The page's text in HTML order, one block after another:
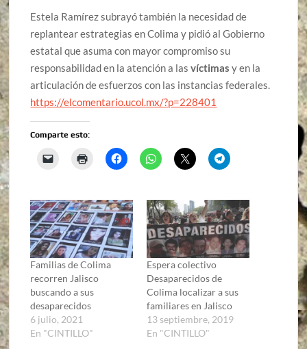
Estela Ramírez subrayó también la necesidad de
replantear estrategias en Colima y pidió al Gobierno
estatal que asuma con mayor compromiso su
responsabilidad en la atención a lasvíctimas y en la
articulación de esfuerzos con las instancias federales.
https://elcomentario.ucol.mx/?p=228401
Comparte esto:
Familias de Colima
recorren Jalisco
buscando a sus
desaparecidos
6 julio, 2021
En "CINTILLO"
Espera colectivo
Desaparecidos de
Colima localizar a sus
familiares en Jalisco
13 septiembre, 2019
En "CINTILLO"